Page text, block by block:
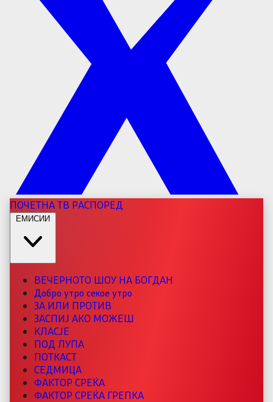
ПОЧЕТНАТВ РАСПОРЕД
ЕМИСИИ
ВЕЧЕРНОТО ШОУ НА БОГДАН
Добро утро секое утро
ЗА ИЛИ ПРОТИВ
ЗАСПИЈ АКО МОЖЕШ
КЛАСЈЕ
ПОД ЛУПА
ПОТКАСТ
СЕДМИЦА
ФАКТОР СРЕЌА
ФАКТОР СРЕЌА ГРЕПКА